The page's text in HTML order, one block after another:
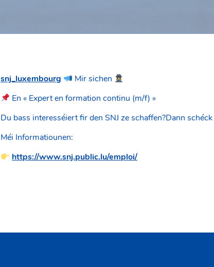
snj_luxembourg
Mir sichen
En « Expert en formation continu (m/f) »
Du bass interesséiert fir den SNJ ze schaffen?Dann
Méi Informatiounen:
https://www.snj.public.lu/emploi/